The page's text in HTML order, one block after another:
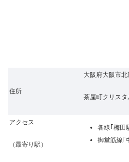
住所
大阪府大阪市北
茶屋町クリスタ
アクセス
（最寄り駅）
各線｢梅田
御堂筋線｢